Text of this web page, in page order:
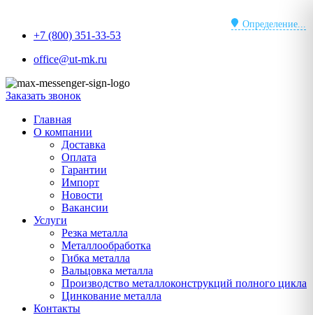
содержимому
Определение...
+7 (800) 351-33-53
office@ut-mk.ru
Заказать звонок
Главная
О компании
Доставка
Оплата
Гарантии
Импорт
Новости
Вакансии
Услуги
Резка металла
Металлообработка
Гибка металла
Вальцовка металла
Производство металлоконструкций полного цикла
Цинкование металла
Контакты